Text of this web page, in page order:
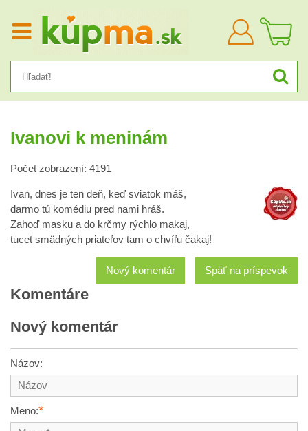
Prihlásiť
sa
Ivanovi k meninám
Počet zobrazení: 4191
Ivan, dnes je ten deň, keď sviatok máš,
darmo tú komédiu pred nami hráš.
Zahoď masku a do krčmy rýchlo makaj,
tucet smädných priateľov tam o chvíľu čakaj!
Späť na príspevok
Nový komentár
Komentáre
Nový komentár
Názov:
Meno:*